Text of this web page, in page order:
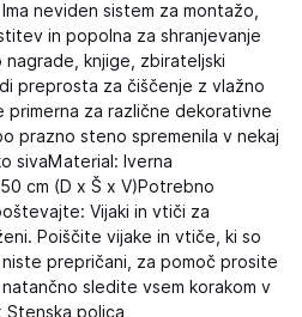
neviden sistem za montažo,
in popolna za shranjevanje
knjige, zbirateljski
preprosta za čiščenje z vlažno
primerna za različne dekorativne
prazno steno spremenila v nekaj
sivaMaterial: Iverna
cm (D x Š x V)Potrebno
Vijaki in vtiči za
Poiščite vijake in vtiče, ki so
prepričani, za pomoč prosite
sledite vsem korakom v
Stenska polica